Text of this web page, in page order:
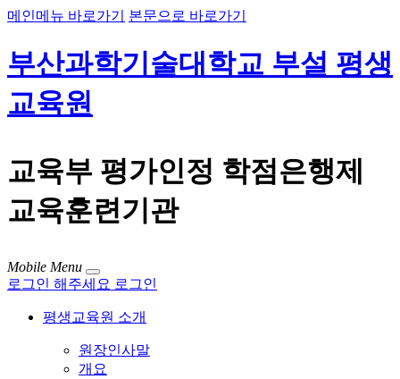
메인메뉴 바로가기 본문으로 바로가기
부산과학기술대학교 부설 평생
교육원
교육부 평가인정 학점은행제
교육훈련기관
Mobile Menu
로그인 해주세요 로그인
평생교육원 소개
원장인사말
개요